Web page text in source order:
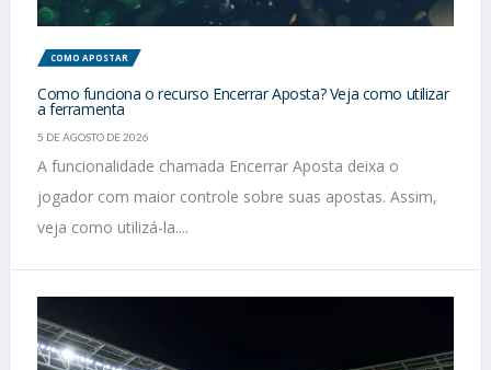
COMO APOSTAR
Como funciona o recurso Encerrar Aposta? Veja como utilizar
a ferramenta
5 DE AGOSTO DE 2026
A funcionalidade chamada Encerrar Aposta deixa o
jogador com maior controle sobre suas apostas. Assim,
veja como utilizá-la....